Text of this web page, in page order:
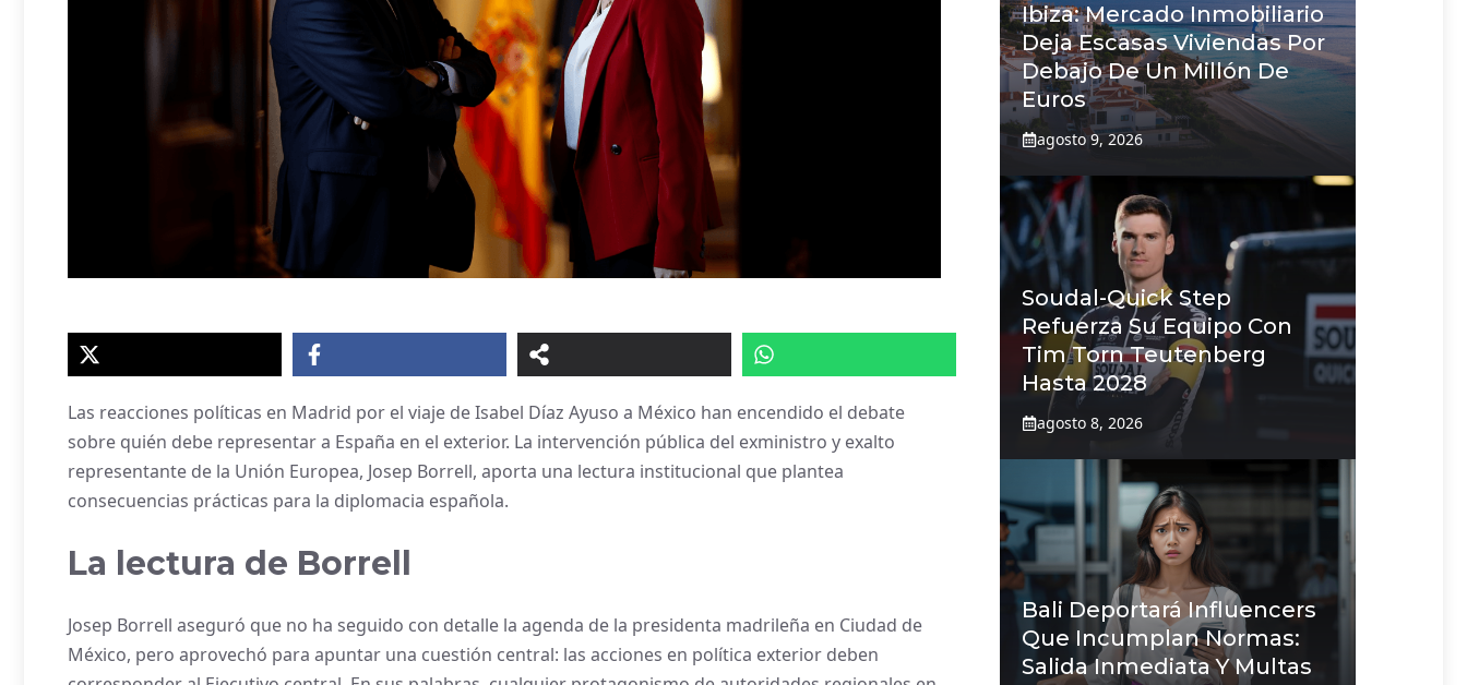
Las reacciones políticas en Madrid por el viaje de Isabel Díaz Ayuso a México han encendido el debate
sobre quién debe representar a España en el exterior. La intervención pública del exministro y exalto
representante de la Unión Europea, Josep Borrell, aporta una lectura institucional que plantea
consecuencias prácticas para la diplomacia española.
La lectura de Borrell
Josep Borrell aseguró que no ha seguido con detalle la agenda de la presidenta madrileña en Ciudad de
México, pero aprovechó para apuntar una cuestión central: las acciones en política exterior deben
Ibiza: Mercado Inmobiliario
Deja Escasas Viviendas Por
Debajo De Un Millón De
Euros
agosto 9, 2026
Soudal-Quick Step
Refuerza Su Equipo Con
Tim Torn Teutenberg
Hasta 2028
agosto 8, 2026
Bali Deportará Influencers
Que Incumplan Normas:
Salida Inmediata Y Multas